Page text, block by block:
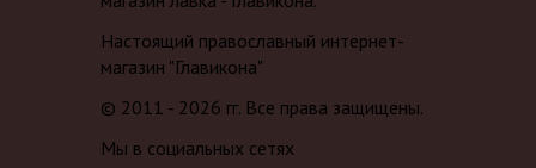
Настоящий православный интернет-
магазин "Главикона"
© 2011 - 2026 гг. Все права защищены.
Мы в социальных сетях